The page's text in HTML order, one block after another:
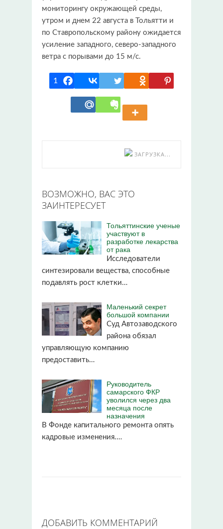
мониторингу окружающей среды,
утром и днем 22 августа в Тольятти и
по Ставропольскому району ожидается
усиление западного, северо-западного
ветра с порывами до 15 м/с.
1
ЗАГРУЗКА...
ВОЗМОЖНО, ВАС ЭТО
ЗАИНТЕРЕСУЕТ
Тольяттинские ученые
участвуют в
разработке лекарства
от рака
Исследователи
синтезировали вещества, способные
подавлять рост клетки…
Маленький секрет
большой компании
Суд Автозаводского
района обязал
управляющую компанию
предоставить…
Руководитель
самарского ФКР
уволился через два
месяца после
назначения
В Фонде капитального ремонта опять
кадровые изменения.…
ДОБАВИТЬ КОММЕНТАРИЙ